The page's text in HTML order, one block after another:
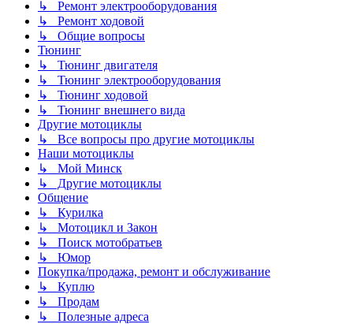
↳ Ремонт электрооборудования
↳ Ремонт ходовой
↳ Общие вопросы
Тюнинг
↳ Тюнинг двигателя
↳ Тюнинг электрооборудования
↳ Тюнинг ходовой
↳ Тюнинг внешнего вида
Другие мотоциклы
↳ Все вопросы про другие мотоциклы
Наши мотоциклы
↳ Мой Минск
↳ Другие мотоциклы
Общение
↳ Курилка
↳ Мотоцикл и Закон
↳ Поиск мотобратьев
↳ Юмор
Покупка/продажа, ремонт и обслуживание
↳ Куплю
↳ Продам
↳ Полезные адреса